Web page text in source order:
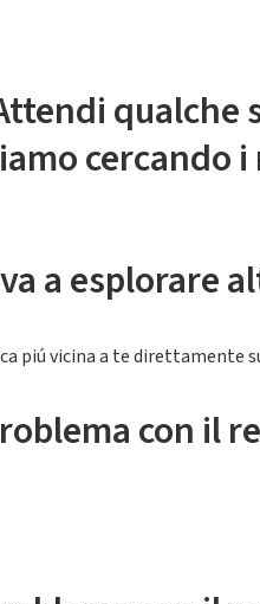
qualche
cercando
a esplorare
piú vicina a te direttamente
con il